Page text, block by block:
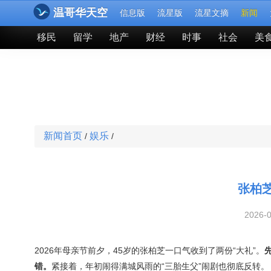
温哥华天空 信息版 流星版 流星文摘 新闻
移民 留学 地产 财经 时事 社会 美
新闻首页 / 娱乐 /
张柏
2026年母亲节前夕，45岁的张柏芝一口气收到了两份“大礼”。
错。 紧接着，年初闹得满城风雨的“三胎生父”闹剧也彻底反转